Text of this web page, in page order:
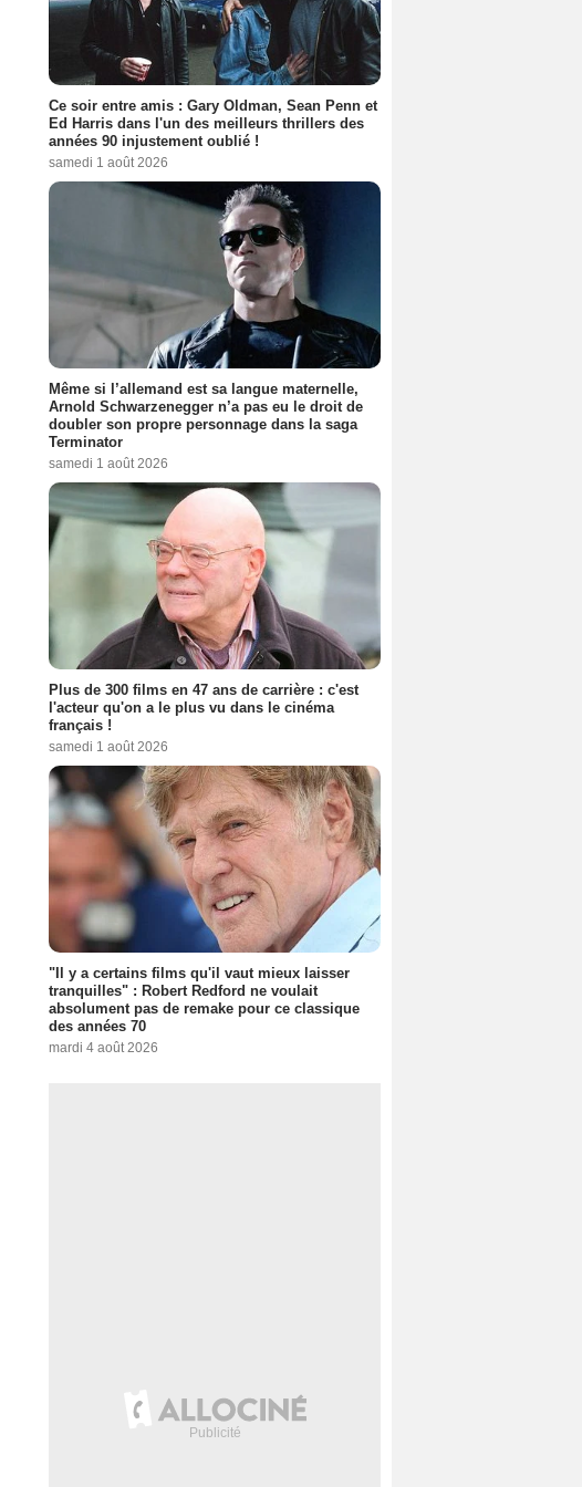
Ce soir entre amis : Gary Oldman, Sean Penn et
Ed Harris dans l'un des meilleurs thrillers des
années 90 injustement oublié !
samedi 1 août 2026
Même si l’allemand est sa langue maternelle,
Arnold Schwarzenegger n’a pas eu le droit de
doubler son propre personnage dans la saga
Terminator
samedi 1 août 2026
Plus de 300 films en 47 ans de carrière : c'est
l'acteur qu'on a le plus vu dans le cinéma
français !
samedi 1 août 2026
"Il y a certains films qu'il vaut mieux laisser
tranquilles" : Robert Redford ne voulait
absolument pas de remake pour ce classique
des années 70
mardi 4 août 2026